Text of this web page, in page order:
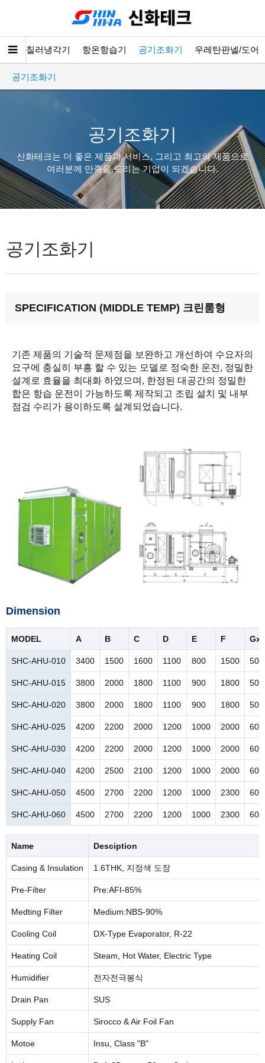
고 칠러냉각기 항온항습기 공기조화기 우레탄판넬/도어
공기조화기
공기조화기
신화테크는 더 좋은 제품과 서비스, 그리고 최고의 제품으로
여러분께 만족을 드리는 기업이 되겠습니다.
공기조화기
SPECIFICATION (MIDDLE TEMP) 크린룸형
기존 제품의 기술적 문제점을 보완하고 개선하여 수요자의
요구에 충실히 부흥 할 수 있는 모델로 정숙한 운전, 정밀한
설계로 효율을 최대화 하였으며, 한정된 대공간의 정밀한
합은 항습 운전이 가능하도록 제작되고 조립 설치 및 내부
점검 수리가 용이하도록 설계되었습니다.
Dimension
MODEL A B C D E F
SHC-AHU-010 3400 1500 1600 1100 800 1500
SHC-AHU-015 3800 2000 1800 1100 900 1800
SHC-AHU-020 3800 2000 1800 1100 900 1800
SHC-AHU-025 4200 2200 2000 1200 1000 2000
SHC-AHU-030 4200 2200 2000 1200 1000 2000
SHC-AHU-040 4200 2500 2100 1200 1000 2000
SHC-AHU-050 4500 2700 2200 1200 1000 2300
SHC-AHU-060 4500 2700 2200 1200 1000 2300
Name Desciption
Casing & Insulation 1.6THK, 지정색 도장
Pre-Filter Pre:AFI-85%
Medting Filter Medium:NBS-90%
Cooling Coil DX-Type Evaporator, R-22
Heating Coil Steam, Hot Water, Electric Type
Humidifier 전자전극봉식
Drain Pan SUS
Supply Fan Sirocco & Air Foil Fan
Motoe Insu, Class "B"